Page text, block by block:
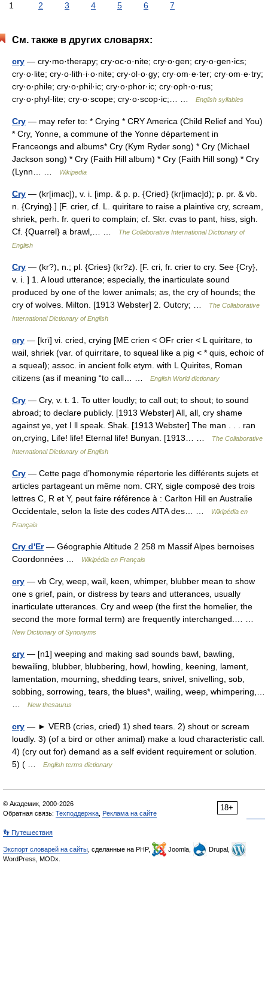
1 2 3 4 5 6 7
См. также в других словарях:
cry — cry·mo·therapy; cry·oc·o·nite; cry·o·gen; cry·o·gen·ics;
cry·o·lite; cry·o·lith·i·o·nite; cry·ol·o·gy; cry·om·e·ter; cry·om·e·try;
cry·o·phile; cry·o·phil·ic; cry·o·phor·ic; cry·oph·o·rus;
cry·o·phyl·lite; cry·o·scope; cry·o·scop·ic;… …
English syllables
Cry — may refer to: * Crying * CRY America (Child Relief and You)
* Cry, Yonne, a commune of the Yonne département in
Franceongs and albums* Cry (Kym Ryder song) * Cry (Michael
Jackson song) * Cry (Faith Hill album) * Cry (Faith Hill song) * Cry
(Lynn… …
Wikipedia
Cry — (kr[imac]), v. i. [imp. & p. p. {Cried} (kr[imac]d); p. pr. & vb.
n. {Crying}.] [F. crier, cf. L. quiritare to raise a plaintive cry, scream,
shriek, perh. fr. queri to complain; cf. Skr. cvas to pant, hiss, sigh.
Cf. {Quarrel} a brawl,… …
The Collaborative International Dictionary of
English
Cry — (kr?), n.; pl. {Cries} (kr?z). [F. cri, fr. crier to cry. See {Cry},
v. i. ] 1. A loud utterance; especially, the inarticulate sound
produced by one of the lower animals; as, the cry of hounds; the
cry of wolves. Milton. [1913 Webster] 2. Outcry; …
The Collaborative
International Dictionary of English
cry — [krī] vi. cried, crying [ME crien < OFr crier < L quiritare, to
wail, shriek (var. of quirritare, to squeal like a pig < * quis, echoic of
a squeal); assoc. in ancient folk etym. with L Quirites, Roman
citizens (as if meaning “to call… …
English World dictionary
Cry — Cry, v. t. 1. To utter loudly; to call out; to shout; to sound
abroad; to declare publicly. [1913 Webster] All, all, cry shame
against ye, yet I ll speak. Shak. [1913 Webster] The man . . . ran
on,crying, Life! life! Eternal life! Bunyan. [1913… …
The Collaborative
International Dictionary of English
Cry — Cette page d’homonymie répertorie les différents sujets et
articles partageant un même nom. CRY, sigle composé des trois
lettres C, R et Y, peut faire référence à : Carlton Hill en Australie
Occidentale, selon la liste des codes AITA des… …
Wikipédia en
Français
Cry d'Er— Géographie Altitude 2 258 m Massif Alpes bernoises
Coordonnées …
Wikipédia en Français
cry — vb Cry, weep, wail, keen, whimper, blubber mean to show
one s grief, pain, or distress by tears and utterances, usually
inarticulate utterances. Cry and weep (the first the homelier, the
second the more formal term) are frequently interchanged.… …
New Dictionary of Synonyms
cry — [n1] weeping and making sad sounds bawl, bawling,
bewailing, blubber, blubbering, howl, howling, keening, lament,
lamentation, mourning, shedding tears, snivel, snivelling, sob,
sobbing, sorrowing, tears, the blues*, wailing, weep, whimpering,…
New thesaurus
cry — ► VERB (cries, cried) 1) shed tears. 2) shout or scream
loudly. 3) (of a bird or other animal) make a loud characteristic call.
4) (cry out for) demand as a self evident requirement or solution.
5) ( …
English terms dictionary
18+
© Академик, 2000-2026
Обратная связь: Техподдержка Реклама на сайте
👣 Путешествия
Экспорт словарей на сайты , сделанные на PHP, Joomla,
Drupal,
WordPress, MODx.